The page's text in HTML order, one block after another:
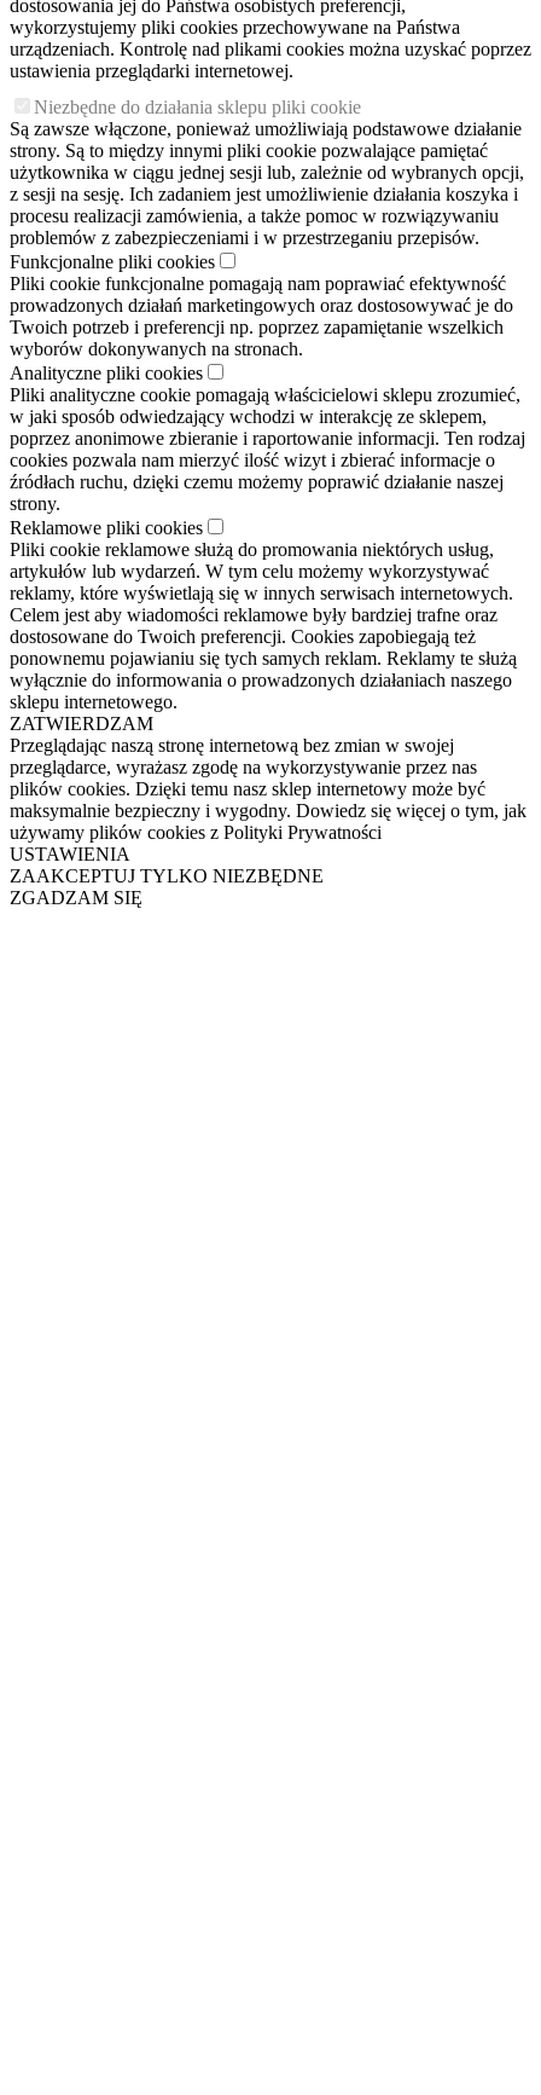
dostosowania jej do Państwa osobistych preferencji,
wykorzystujemy pliki cookies przechowywane na Państwa
urządzeniach. Kontrolę nad plikami cookies można uzyskać poprzez
ustawienia przeglądarki internetowej.
Niezbędne do działania sklepu pliki cookie
Są zawsze włączone, ponieważ umożliwiają podstawowe działanie
strony. Są to między innymi pliki cookie pozwalające pamiętać
użytkownika w ciągu jednej sesji lub, zależnie od wybranych opcji,
z sesji na sesję. Ich zadaniem jest umożliwienie działania koszyka i
procesu realizacji zamówienia, a także pomoc w rozwiązywaniu
problemów z zabezpieczeniami i w przestrzeganiu przepisów.
Funkcjonalne pliki cookies
Pliki cookie funkcjonalne pomagają nam poprawiać efektywność
prowadzonych działań marketingowych oraz dostosowywać je do
Twoich potrzeb i preferencji np. poprzez zapamiętanie wszelkich
wyborów dokonywanych na stronach.
Analityczne pliki cookies
Pliki analityczne cookie pomagają właścicielowi sklepu zrozumieć,
w jaki sposób odwiedzający wchodzi w interakcję ze sklepem,
poprzez anonimowe zbieranie i raportowanie informacji. Ten rodzaj
cookies pozwala nam mierzyć ilość wizyt i zbierać informacje o
źródłach ruchu, dzięki czemu możemy poprawić działanie naszej
strony.
Reklamowe pliki cookies
Pliki cookie reklamowe służą do promowania niektórych usług,
artykułów lub wydarzeń. W tym celu możemy wykorzystywać
reklamy, które wyświetlają się w innych serwisach internetowych.
Celem jest aby wiadomości reklamowe były bardziej trafne oraz
dostosowane do Twoich preferencji. Cookies zapobiegają też
ponownemu pojawianiu się tych samych reklam. Reklamy te służą
wyłącznie do informowania o prowadzonych działaniach naszego
sklepu internetowego.
ZATWIERDZAM
Przeglądając naszą stronę internetową bez zmian w swojej
przeglądarce, wyrażasz zgodę na wykorzystywanie przez nas
plików cookies. Dzięki temu nasz sklep internetowy może być
maksymalnie bezpieczny i wygodny. Dowiedz się więcej o tym, jak
używamy plików cookies z Polityki Prywatności
USTAWIENIA
ZAAKCEPTUJ TYLKO NIEZBĘDNE
ZGADZAM SIĘ